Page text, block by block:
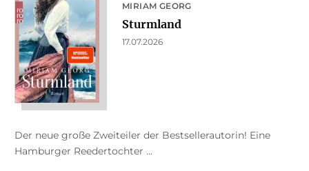
MIRIAM GEORG
Sturmland
17.07.2026
Der neue große Zweiteiler der Bestsellerautorin! Eine
Hamburger Reedertochter ...